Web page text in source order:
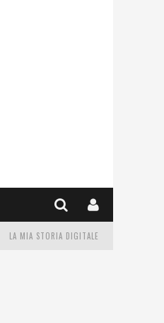
LA MIA STORIA DIGITALE